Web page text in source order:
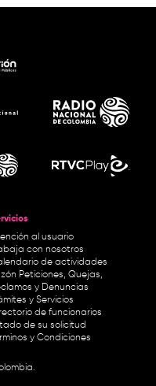
al usuario
con nosotros
de actividades
Peticiones, Quejas,
y Denuncias
y Servicios
de funcionarios
de su solicitud
y Condiciones